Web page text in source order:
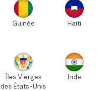
Guinée Haïti
Îles Vierges
des États-Unis
Inde